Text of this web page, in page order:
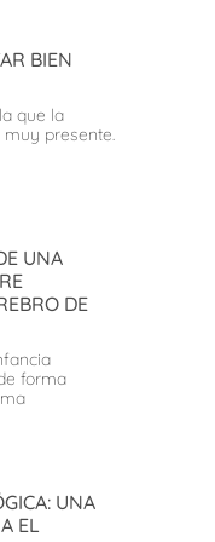
BIEN
que la
presente.
UNA
DE
forma
UNA
EL